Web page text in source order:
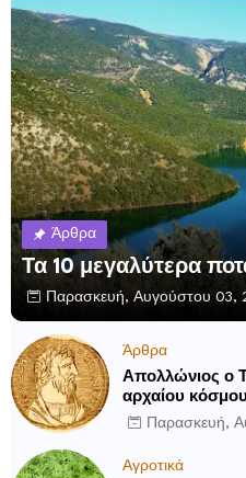
Άρθρα
Τα 10 μεγαλύτερα
Παρασκευή, Αυγούστου 03,
Άρθρα
Απολλώνιος ο
αρχαίου κόσμου
Παρασκευή,
Αγροτικά